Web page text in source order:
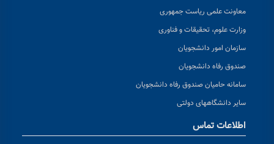
معاونت علمی ریاست جمهوری
وزارت علوم، تحقیقات و فناوری
سازمان امور دانشجویان
صندوق رفاه دانشجویان
سامانه حامیان صندوق رفاه دانشجویان
سایر دانشگاههای دولتی
اطلاعات تماس